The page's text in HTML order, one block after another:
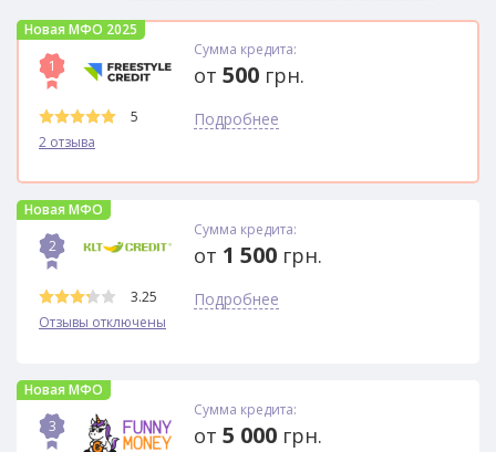
Новая МФО 2025
1
5
2 отзыва
Сумма кредита:
от 500 грн.
Подробнее
Новая МФО
2
3.25
Отзывы отключены
Сумма кредита:
от 1 500 грн.
Подробнее
Новая МФО
3
Сумма кредита:
от 5 000 грн.